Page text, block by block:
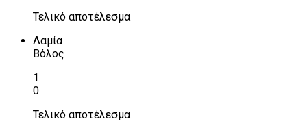
Τελικό αποτέλεσμα
Λαμία
Βόλος
1
0
Τελικό αποτέλεσμα